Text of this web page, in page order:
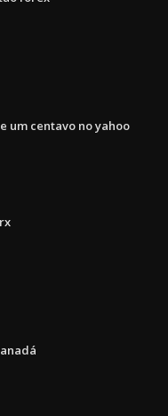
um centavo no yahoo